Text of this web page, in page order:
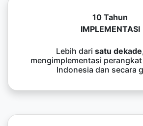
10 Tahun
IMPLEMENTASI
Lebih dari satu dekade
mengimplementasi perangkat
Indonesia dan secara